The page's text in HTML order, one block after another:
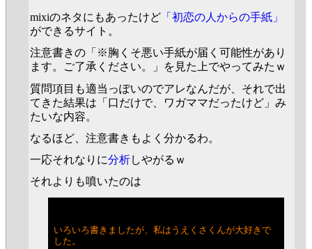
mixiのネタにもあったけど 「初恋の人からの手紙」
ができるサイト。
注意書きの「※胸くそ悪い手紙が届く可能性があり
ます。ご了承ください。」を見た上でやってみたｗ
質問項目も適当っぽいのでアレなんだが、それで出
てきた結果は「口だけで、ワガママだったけど」み
たいな内容。
なるほど、注意書きもよく分かるわ。
一応それなりに分析しやがるｗ
それよりも噴いたのは
いろいろ書きましたが、私はうえくさくんが大好きで
した。